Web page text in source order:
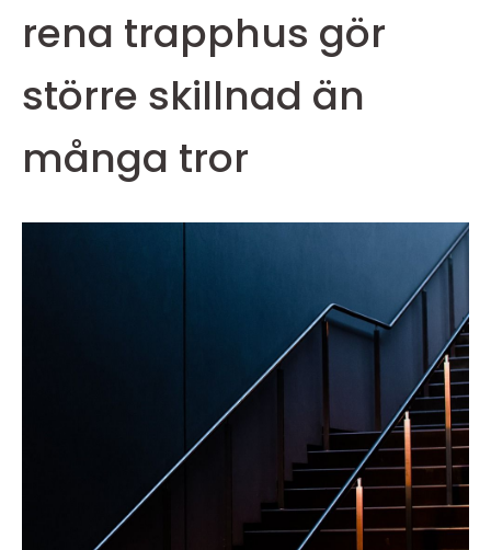
rena trapphus gör
större skillnad än
många tror